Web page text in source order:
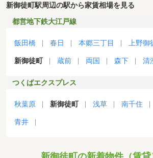
新御徒町駅周辺の駅から家賃相場を見る
都営地下鉄大江戸線
飯田橋 春日 本郷三丁目 上野御
新御徒町 蔵前 両国 森下 清
つくばエクスプレス
秋葉原 新御徒町 浅草 南千住
青井